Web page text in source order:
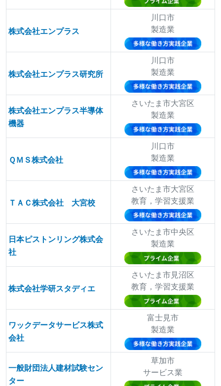
株式会社エンプラス
川口市
製造業
株式会社エンプラス研究所
川口市
製造業
株式会社エンプラス半導体
機器
さいたま市大宮区
製造業
ＱＭＳ株式会社
川口市
製造業
ＴＡＣ株式会社 大宮校
さいたま市大宮区
教育，学習支援業
日本ピストンリング株式会
社
さいたま市中央区
製造業
株式会社学研スタディエ
さいたま市見沼区
教育，学習支援業
ワックデータサービス株式
会社
富士見市
製造業
一般財団法人建材試験セン
ター
草加市
サービス業